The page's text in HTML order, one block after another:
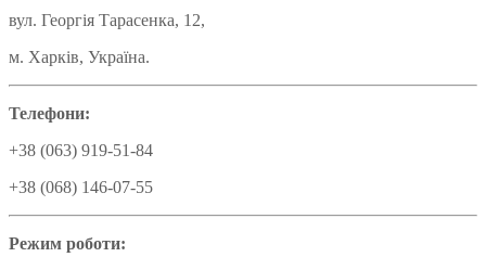
вул. Георгія Тарасенка, 12,
м. Харків, Україна.
Телефони:
+38 (063) 919-51-84
+38 (068) 146-07-55
Режим роботи: